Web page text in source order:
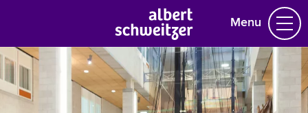
Menu
Homepage
Praktische informatie